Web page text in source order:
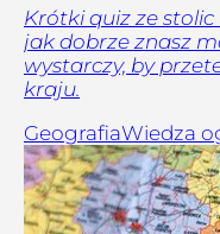
Krótki quiz ze
jak dobrze znasz
wystarczy, by
kraju.
GeografiaWiedza